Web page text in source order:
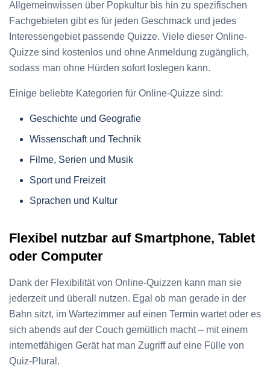
Allgemeinwissen über Popkultur bis hin zu spezifischen
Fachgebieten gibt es für jeden Geschmack und jedes
Interessengebiet passende Quizze. Viele dieser Online-
Quizze sind kostenlos und ohne Anmeldung zugänglich,
sodass man ohne Hürden sofort loslegen kann.
Einige beliebte Kategorien für Online-Quizze sind:
Geschichte und Geografie
Wissenschaft und Technik
Filme, Serien und Musik
Sport und Freizeit
Sprachen und Kultur
Flexibel nutzbar auf Smartphone, Tablet
oder Computer
Dank der Flexibilität von Online-Quizzen kann man sie
jederzeit und überall nutzen. Egal ob man gerade in der
Bahn sitzt, im Wartezimmer auf einen Termin wartet oder es
sich abends auf der Couch gemütlich macht – mit einem
internetfähigen Gerät hat man Zugriff auf eine Fülle von
Quiz-Plural.